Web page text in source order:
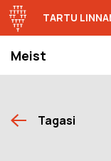
Meist
TARTU
Tagasi